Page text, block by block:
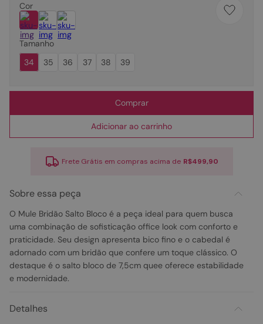
Cor
Tamanho
34
35 36 37 38 39
Comprar
Adicionar ao carrinho
Frete Grátis em compras acima de R$499,90
Sobre essa peça
O Mule Bridão Salto Bloco é a peça ideal para quem busca
uma combinação de sofisticação office look com conforto e
praticidade. Seu design apresenta bico fino e o cabedal é
adornado com um bridão que confere um toque clássico. O
destaque é o salto bloco de 7,5cm quee oferece estabilidade
e modernidade.
Detalhes
sapatilha
óculos
10º couro